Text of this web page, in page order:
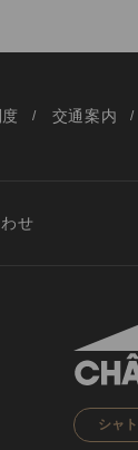
交通案内
せ
シャ